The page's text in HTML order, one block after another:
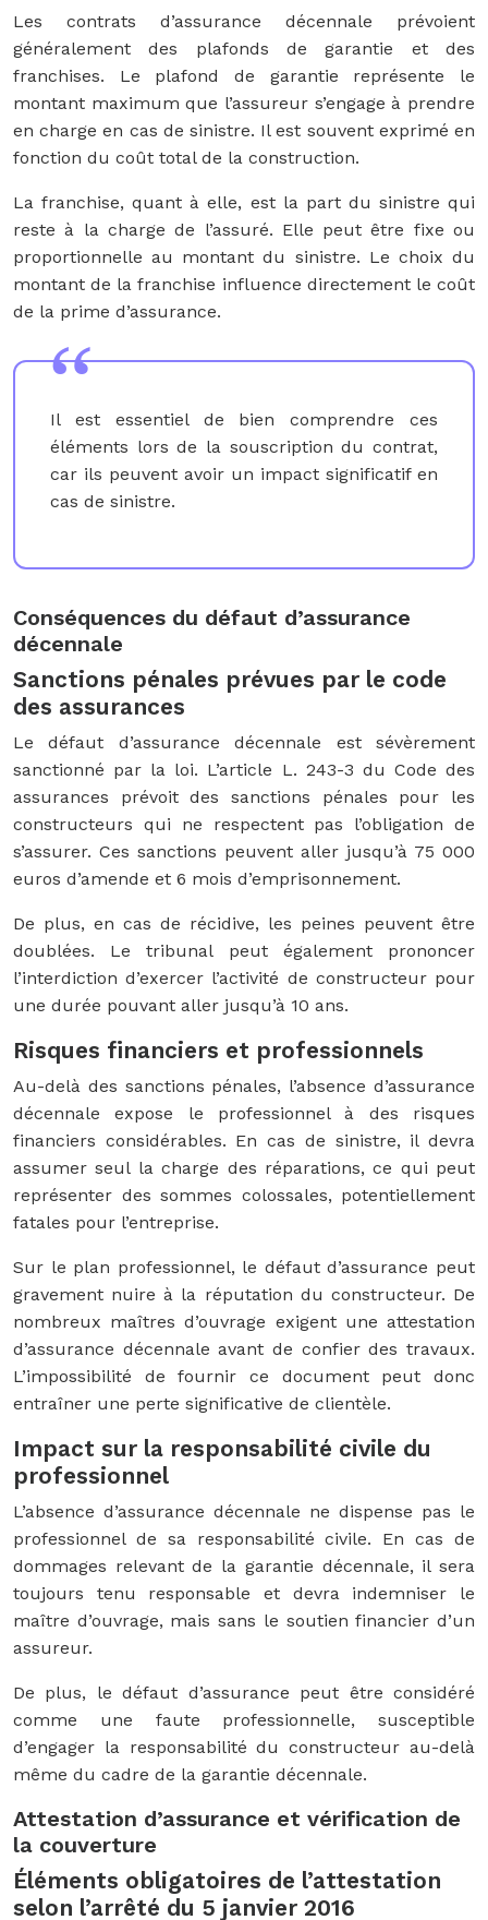
Les contrats d’assurance décennale prévoient
généralement des plafonds de garantie et des
franchises. Le plafond de garantie représente le
montant maximum que l’assureur s’engage à prendre
en charge en cas de sinistre. Il est souvent exprimé en
fonction du coût total de la construction.
La franchise, quant à elle, est la part du sinistre qui
reste à la charge de l’assuré. Elle peut être fixe ou
proportionnelle au montant du sinistre. Le choix du
montant de la franchise influence directement le coût
de la prime d’assurance.
Il est essentiel de bien comprendre ces
éléments lors de la souscription du contrat,
car ils peuvent avoir un impact significatif en
cas de sinistre.
Conséquences du défaut d’assurance
décennale
Sanctions pénales prévues par le code
des assurances
Le défaut d’assurance décennale est sévèrement
sanctionné par la loi. L’article L. 243-3 du Code des
assurances prévoit des sanctions pénales pour les
constructeurs qui ne respectent pas l’obligation de
s’assurer. Ces sanctions peuvent aller jusqu’à 75 000
euros d’amende et 6 mois d’emprisonnement.
De plus, en cas de récidive, les peines peuvent être
doublées. Le tribunal peut également prononcer
l’interdiction d’exercer l’activité de constructeur pour
une durée pouvant aller jusqu’à 10 ans.
Risques financiers et professionnels
Au-delà des sanctions pénales, l’absence d’assurance
décennale expose le professionnel à des risques
financiers considérables. En cas de sinistre, il devra
assumer seul la charge des réparations, ce qui peut
représenter des sommes colossales, potentiellement
fatales pour l’entreprise.
Sur le plan professionnel, le défaut d’assurance peut
gravement nuire à la réputation du constructeur. De
nombreux maîtres d’ouvrage exigent une attestation
d’assurance décennale avant de confier des travaux.
L’impossibilité de fournir ce document peut donc
entraîner une perte significative de clientèle.
Impact sur la responsabilité civile du
professionnel
L’absence d’assurance décennale ne dispense pas le
professionnel de sa responsabilité civile. En cas de
dommages relevant de la garantie décennale, il sera
toujours tenu responsable et devra indemniser le
maître d’ouvrage, mais sans le soutien financier d’un
assureur.
De plus, le défaut d’assurance peut être considéré
comme une faute professionnelle, susceptible
d’engager la responsabilité du constructeur au-delà
même du cadre de la garantie décennale.
Attestation d’assurance et vérification de
la couverture
Éléments obligatoires de l’attestation
selon l’arrêté du 5 janvier 2016